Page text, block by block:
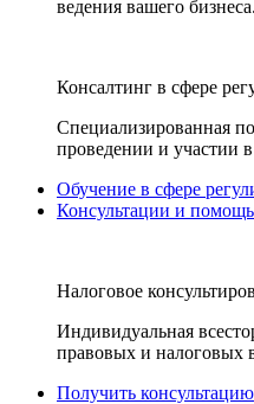
ведения вашего бизнеса.
Консалтинг в сфере
Специализированная
проведении и участии
Обучение в сфере
Консультации и
Налоговое
Индивидуальная
правовых и налоговых
Получить консультацию